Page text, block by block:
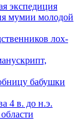
экспедиция
мумии молодой
лох-
бабушки
4 в. до н.э.